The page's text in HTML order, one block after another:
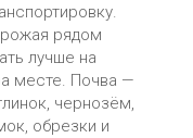
рядом
лучше на
месте. Почва —
чернозём,
обрезки и